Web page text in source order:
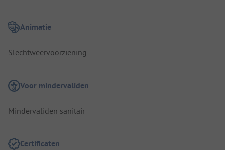
Animatie
Slechtweervoorziening
Voor mindervaliden
Mindervaliden sanitair
Certificaten